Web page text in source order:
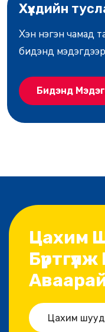
Хүүхдийн
Хэн нэгэн чамад
бидэнд
Бидэнд
Цахим